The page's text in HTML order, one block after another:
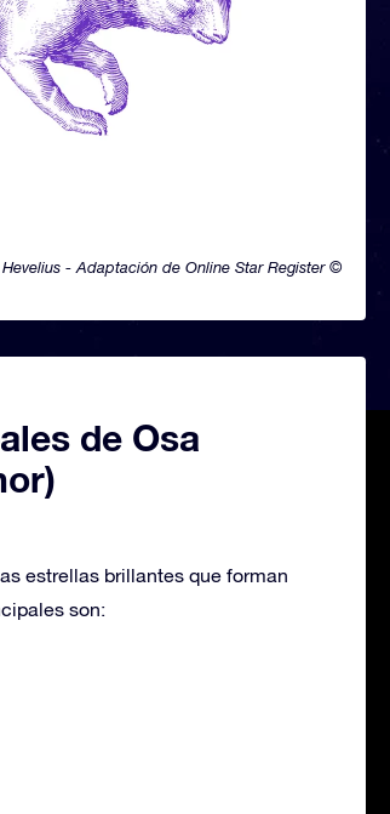
- Adaptación de Online Star Register ©
de Osa
estrellas brillantes que forman
son: